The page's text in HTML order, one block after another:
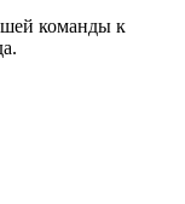
команды к